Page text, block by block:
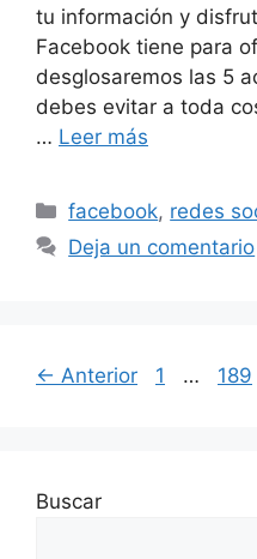
tu información y
Facebook tiene para
desglosaremos las 5
debes evitar a toda
… Leer más
Categorías
facebook, redes
Deja un comentario
← Anterior Página
1 … 189
Buscar